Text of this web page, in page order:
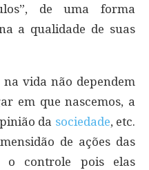
de uma forma
a qualidade de suas
vida não dependem
em que nascemos, a
da sociedade, etc.
de ações das
o controle pois elas